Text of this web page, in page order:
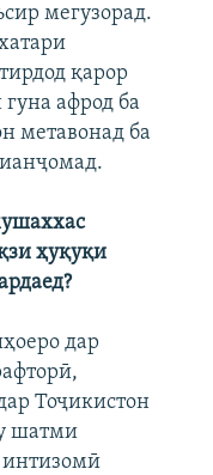
мегузорад.
қарор
афрод ба
метавонад ба
ҳуқуқи
дар
Тоҷикистон
шатми
интизомӣ